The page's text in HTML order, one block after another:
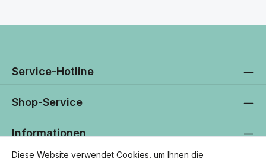
Service-Hotline
Shop-Service
Informationen
Diese Website verwendet Cookies, um Ihnen die